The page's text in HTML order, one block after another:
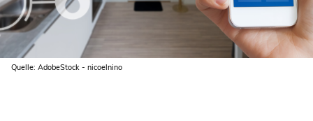
Quelle: AdobeStock - nicoelnino